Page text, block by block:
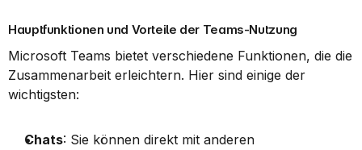
Hauptfunktionen und Vorteile der Teams-Nutzung
Microsoft Teams bietet verschiedene Funktionen, die die
Zusammenarbeit erleichtern. Hier sind einige der
wichtigsten:
Chats: Sie können direkt mit anderen